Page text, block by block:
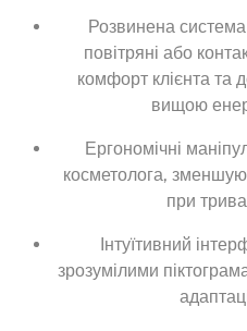
Розвинена
повітряні або
комфорт клієнта та
вищою
Ергономічні
косметолога,
при
Інтуїтивний
зрозумілими